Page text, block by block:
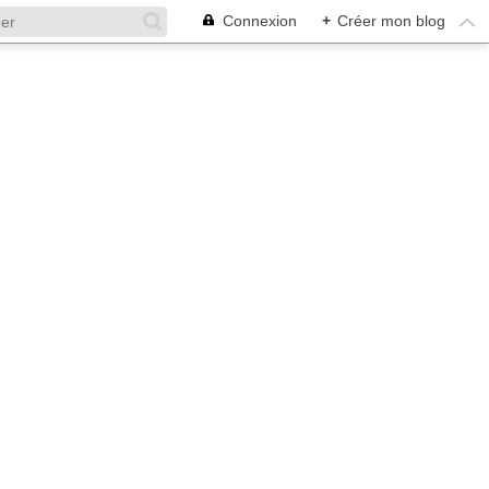
Connexion + Créer mon blog